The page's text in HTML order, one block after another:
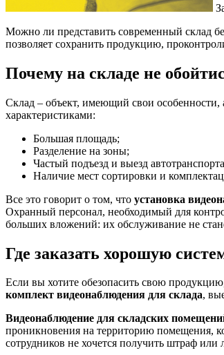
Можно ли представить современный склад
позволяет сохранить продукцию,
Почему на складе не
Склад – объект, имеющий свои особенности,
характеристиками:
Большая площадь;
Разделение на зоны;
Частый подъезд и выезд
Наличие мест сортировки и
Все это говорит о том, что установка
Охранный персонал, необходимый для
больших вложений: их обслуживание не
Где заказать хорошую
Если вы хотите обезопасить свою
комплект видеонаблюдения для склада,
Видеонаблюдение для складских
проникновения на территорию помещения,
сотрудников не хочется получить штраф